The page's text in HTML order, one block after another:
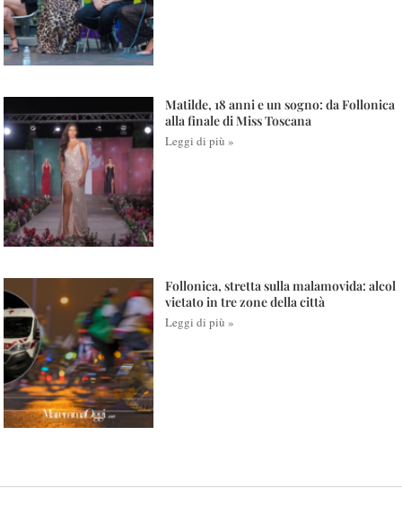
Matilde, 18 anni e un sogno: da Follonica
alla finale di Miss Toscana
Leggi di più »
Follonica, stretta sulla malamovida: alcol
vietato in tre zone della città
Leggi di più »